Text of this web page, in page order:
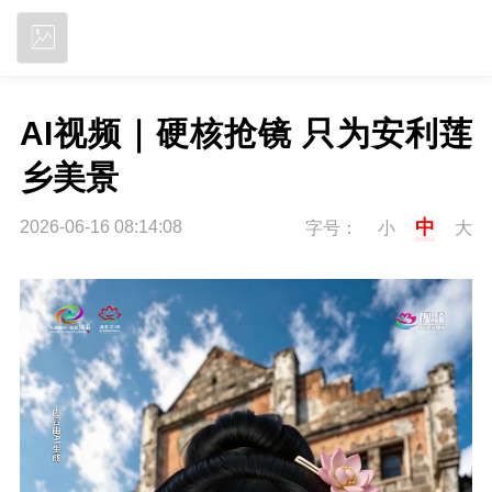
AI视频｜硬核抢镜 只为安利莲
乡美景
2026-06-16 08:14:08 字号： 小 中 大